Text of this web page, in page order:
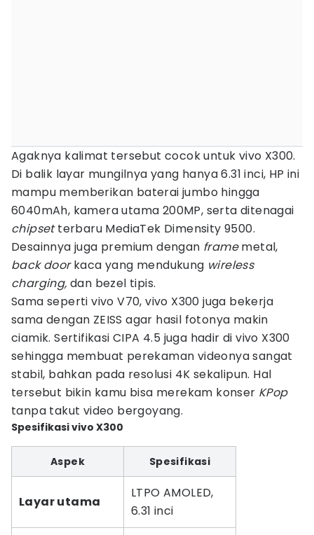
Agaknya kalimat tersebut cocok untuk vivo X300.
Di balik layar mungilnya yang hanya 6.31 inci, HP ini
mampu memberikan baterai jumbo hingga
6040mAh, kamera utama 200MP, serta ditenagai
chipsetterbaru MediaTek Dimensity 9500.
Desainnya juga premium dengan framemetal,
back doorkaca yang mendukung wireless
charging,dan bezel tipis.
Sama seperti vivo V70, vivo X300 juga bekerja
sama dengan ZEISS agar hasil fotonya makin
ciamik. Sertifikasi CIPA 4.5 juga hadir di vivo X300
sehingga membuat perekaman videonya sangat
stabil, bahkan pada resolusi 4K sekalipun. Hal
tersebut bikin kamu bisa merekam konser KPop
tanpa takut video bergoyang.
Spesifikasi vivo X300
Aspek Spesifikasi
Layar utama
LTPO AMOLED,
6.31 inci